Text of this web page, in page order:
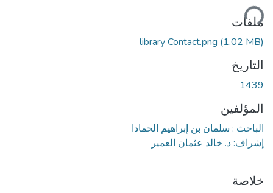
ملفات
library Contact.png (1.02 MB)
التاريخ
1439
المؤلفين
الباحث : سلمان بن إبراهيم الحمادا
إشراف: د. خالد عثمان العمير
خلاصة